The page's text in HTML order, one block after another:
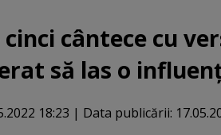
cântece cu
să las o
18:23 | Data publicării: